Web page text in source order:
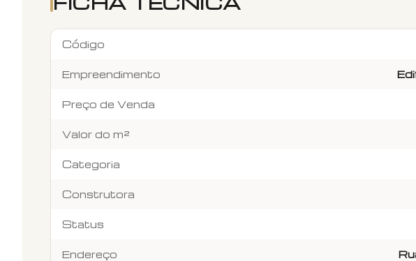
Código
Empreendimento
Preço de Venda
Valor do m²
Categoria
Construtora
Status
Endereço